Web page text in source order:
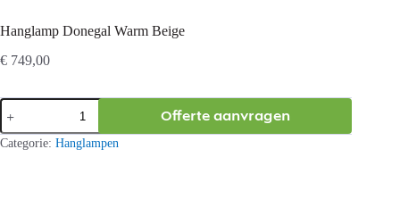
Hanglamp Donegal Warm Beige
€ 749,00
Hanglamp
Donegal
Warm
Beige
Offerte aanvragen
Categorie: Hanglampen